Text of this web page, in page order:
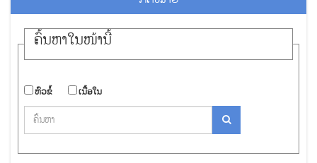
l
e
n
ຄົ້ນ​ຫາ​ໃນ​ໜ້ານີ້
​ຫົວ​ຂໍ້ ​ເນື້ອ​ໃນ